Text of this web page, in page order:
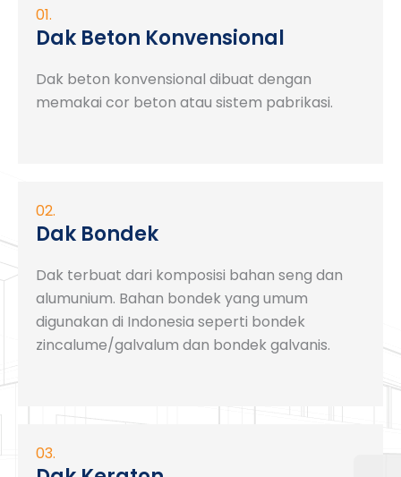
01.
Dak Beton Konvensional
Dak beton konvensional dibuat dengan
memakai cor beton atau sistem pabrikasi.
02.
Dak Bondek
Dak terbuat dari komposisi bahan seng dan
alumunium. Bahan bondek yang umum
digunakan di Indonesia seperti bondek
zincalume/galvalum dan bondek galvanis.
03.